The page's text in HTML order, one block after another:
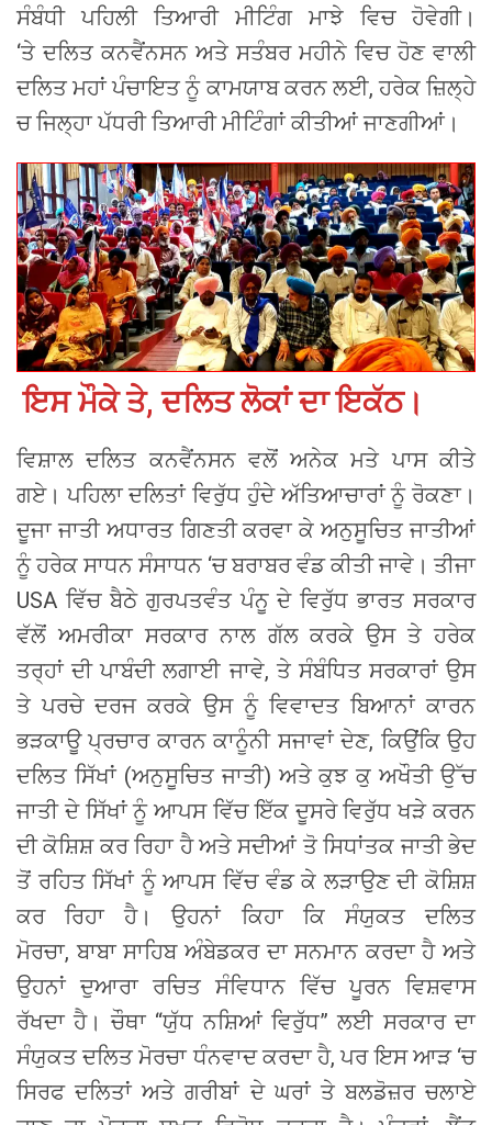
ਸੰਬੰਧੀ ਪਹਿਲੀ ਤਿਆਰੀ ਮੀਟਿੰਗ ਮਾਝੇ ਵਿਚ ਹੋਵੇਗੀ।
‘ਤੇ ਦਲਿਤ ਕਨਵੈਂਨਸਨ ਅਤੇ ਸਤੰਬਰ ਮਹੀਨੇ ਵਿਚ ਹੋਣ ਵਾਲੀ
ਦਲਿਤ ਮਹਾਂ ਪੰਚਾਇਤ ਨੂੰ ਕਾਮਯਾਬ ਕਰਨ ਲਈ, ਹਰੇਕ ਜ਼ਿਲ੍ਹੇ
ਚ ਜਿਲ੍ਹਾ ਪੱਧਰੀ ਤਿਆਰੀ ਮੀਟਿੰਗਾਂ ਕੀਤੀਆਂ ਜਾਣਗੀਆਂ।
ਇਸ ਮੌਕੇ ਤੇ, ਦਲਿਤ ਲੋਕਾਂ ਦਾ ਇਕੱਠ।
ਵਿਸ਼ਾਲ ਦਲਿਤ ਕਨਵੈਂਨਸਨ ਵਲੋਂ ਅਨੇਕ ਮਤੇ ਪਾਸ ਕੀਤੇ
ਗਏ। ਪਹਿਲਾ ਦਲਿਤਾਂ ਵਿਰੁੱਧ ਹੁੰਦੇ ਅੱਤਿਆਚਾਰਾਂ ਨੂੰ ਰੋਕਣਾ।
ਦੂਜਾ ਜਾਤੀ ਅਧਾਰਤ ਗਿਣਤੀ ਕਰਵਾ ਕੇ ਅਨੁਸੂਚਿਤ ਜਾਤੀਆਂ
ਨੂੰ ਹਰੇਕ ਸਾਧਨ ਸੰਸਾਧਨ ‘ਚ ਬਰਾਬਰ ਵੰਡ ਕੀਤੀ ਜਾਵੇ। ਤੀਜਾ
USA ਵਿੱਚ ਬੈਠੇ ਗੁਰਪਤਵੰਤ ਪੰਨੂ ਦੇ ਵਿਰੁੱਧ ਭਾਰਤ ਸਰਕਾਰ
ਵੱਲੋਂ ਅਮਰੀਕਾ ਸਰਕਾਰ ਨਾਲ ਗੱਲ ਕਰਕੇ ਉਸ ਤੇ ਹਰੇਕ
ਤਰ੍ਹਾਂ ਦੀ ਪਾਬੰਦੀ ਲਗਾਈ ਜਾਵੇ, ਤੇ ਸੰਬੰਧਿਤ ਸਰਕਾਰਾਂ ਉਸ
ਤੇ ਪਰਚੇ ਦਰਜ ਕਰਕੇ ਉਸ ਨੂੰ ਵਿਵਾਦਤ ਬਿਆਨਾਂ ਕਾਰਨ
ਭੜਕਾਊ ਪ੍ਰਚਾਰ ਕਾਰਨ ਕਾਨੂੰਨੀ ਸਜਾਵਾਂ ਦੇਣ, ਕਿਉਂਕਿ ਉਹ
ਦਲਿਤ ਸਿੱਖਾਂ (ਅਨੁਸੂਚਿਤ ਜਾਤੀ) ਅਤੇ ਕੁਝ ਕੁ ਅਖੌਤੀ ਉੱਚ
ਜਾਤੀ ਦੇ ਸਿੱਖਾਂ ਨੂੰ ਆਪਸ ਵਿੱਚ ਇੱਕ ਦੂਸਰੇ ਵਿਰੁੱਧ ਖੜੇ ਕਰਨ
ਦੀ ਕੋਸ਼ਿਸ਼ ਕਰ ਰਿਹਾ ਹੈ ਅਤੇ ਸਦੀਆਂ ਤੋ ਸਿਧਾਂਤਕ ਜਾਤੀ ਭੇਦ
ਤੋਂ ਰਹਿਤ ਸਿੱਖਾਂ ਨੂੰ ਆਪਸ ਵਿੱਚ ਵੰਡ ਕੇ ਲੜਾਉਣ ਦੀ ਕੋਸ਼ਿਸ਼
ਕਰ ਰਿਹਾ ਹੈ। ਉਹਨਾਂ ਕਿਹਾ ਕਿ ਸੰਯੁਕਤ ਦਲਿਤ
ਮੋਰਚਾ, ਬਾਬਾ ਸਾਹਿਬ ਅੰਬੇਡਕਰ ਦਾ ਸਨਮਾਨ ਕਰਦਾ ਹੈ ਅਤੇ
ਉਹਨਾਂ ਦੁਆਰਾ ਰਚਿਤ ਸੰਵਿਧਾਨ ਵਿੱਚ ਪੂਰਨ ਵਿਸ਼ਵਾਸ
ਰੱਖਦਾ ਹੈ। ਚੌਥਾ “ਯੁੱਧ ਨਸ਼ਿਆਂ ਵਿਰੁੱਧ” ਲਈ ਸਰਕਾਰ ਦਾ
ਸੰਯੁਕਤ ਦਲਿਤ ਮੋਰਚਾ ਧੰਨਵਾਦ ਕਰਦਾ ਹੈ, ਪਰ ਇਸ ਆੜ ‘ਚ
ਸਿਰਫ ਦਲਿਤਾਂ ਅਤੇ ਗਰੀਬਾਂ ਦੇ ਘਰਾਂ ਤੇ ਬਲਡੋਜ਼ਰ ਚਲਾਏ